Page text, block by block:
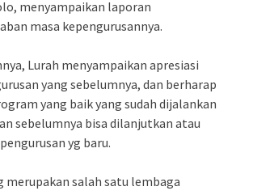
menyampaikan laporan
masa kepengurusannya.
Lurah menyampaikan apresiasi
yang sebelumnya, dan berharap
yang baik yang sudah dijalankan
sebelumnya bisa dilanjutkan atau
yg baru.
merupakan salah satu lembaga